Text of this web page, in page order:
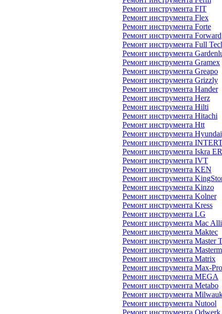
Ремонт инструмента FIT
Ремонт инструмента Flex
Ремонт инструмента Forte
Ремонт инструмента Forward
Ремонт инструмента Full
Ремонт инструмента
Ремонт инструмента Gramex
Ремонт инструмента Greapo
Ремонт инструмента Grizzly
Ремонт инструмента Hander
Ремонт инструмента Herz
Ремонт инструмента Hilti
Ремонт инструмента Hitachi
Ремонт инструмента Htt
Ремонт инструмента Hyundai
Ремонт инструмента
Ремонт инструмента Iskra
Ремонт инструмента IVT
Ремонт инструмента KEN
Ремонт инструмента
Ремонт инструмента Kinzo
Ремонт инструмента Kolner
Ремонт инструмента Kress
Ремонт инструмента LG
Ремонт инструмента Mac
Ремонт инструмента Maktec
Ремонт инструмента Master
Ремонт инструмента
Ремонт инструмента Matrix
Ремонт инструмента Max-Pro
Ремонт инструмента MEGA
Ремонт инструмента Metabo
Ремонт инструмента
Ремонт инструмента Nutool
Ремонт инструмента Odwerk